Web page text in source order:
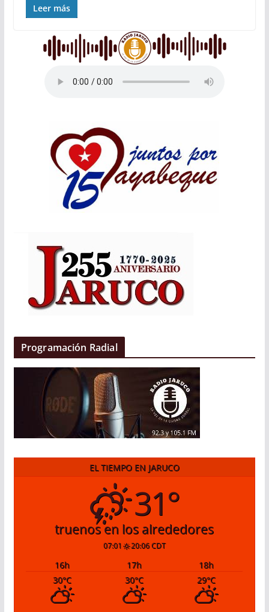
Leer más
Programación Radial
EL TIEMPO EN JARUCO
31°
truenos en los alrededores
07:01 20:06 CDT
16h 17h 18h
30°C 30°C 29°C